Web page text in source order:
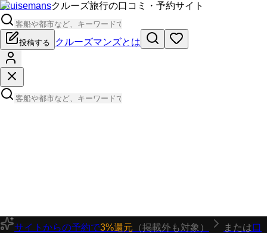
Cruisemansクルーズ旅行の口コミ・予約サイト
投稿する クルーズマンズとは
サイトからの予約で3%還元 （掲載外も対象） または口